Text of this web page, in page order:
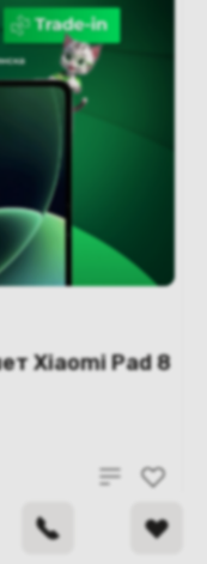
Xiaomi Pad 8